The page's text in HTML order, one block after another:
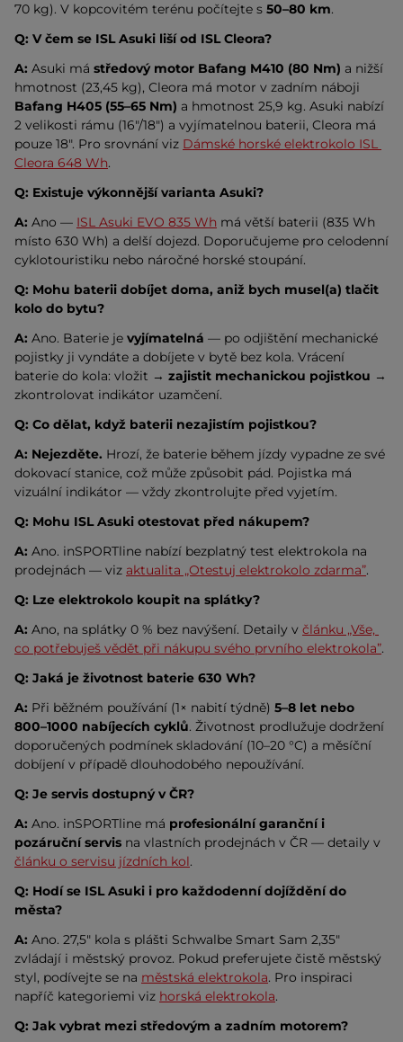
70 kg). V kopcovitém terénu počítejte s 50–80 km.
Q: V čem se ISL Asuki liší od ISL Cleora?
A: Asuki má středový motor Bafang M410 (80 Nm) a nižší
Bafang H405 (55–65 Nm) a hmotnost 25,9 kg. Asuki nabízí
2 velikosti rámu (16″/18″) a vyjímatelnou baterii, Cleora má
pouze 18″. Pro srovnání viz Dámské horské elektrokolo ISL
Cleora 648 Wh.
Q: Existuje výkonnější varianta Asuki?
A: Ano — ISL Asuki EVO 835 Wh má větší baterii (835 Wh
místo 630 Wh) a delší dojezd. Doporučujeme pro celodenní
cyklotouristiku nebo náročné horské stoupání.
Q: Mohu baterii dobíjet doma, aniž bych musel(a) tlačit
kolo do bytu?
A: Ano. Baterie je vyjímatelná — po odjištění mechanické
pojistky ji vyndáte a dobíjete v bytě bez kola. Vrácení
baterie do kola: vložit → zajistit mechanickou pojistkou →
zkontrolovat indikátor uzamčení.
Q: Co dělat, když baterii nezajistím pojistkou?
A: Nejezděte. Hrozí, že baterie během jízdy vypadne ze své
dokovací stanice, což může způsobit pád. Pojistka má
vizuální indikátor — vždy zkontrolujte před vyjetím.
Q: Mohu ISL Asuki otestovat před nákupem?
A: Ano. inSPORTline nabízí bezplatný test elektrokola na
prodejnách — viz aktualita „Otestuj elektrokolo zdarma”.
Q: Lze elektrokolo koupit na splátky?
A: Ano, na splátky 0 % bez navýšení. Detaily v článku „Vše,
co potřebuješ vědět při nákupu svého prvního elektrokola”.
Q: Jaká je životnost baterie 630 Wh?
A: Při běžném používání (1× nabití týdně) 5–8 let nebo
800–1000 nabíjecích cyklů. Životnost prodlužuje dodržení
doporučených podmínek skladování (10–20 °C) a měsíční
dobíjení v případě dlouhodobého nepoužívání.
Q: Je servis dostupný v ČR?
A: Ano. inSPORTline má profesionální garanční i
pozáruční servis
článku o servisu jízdních kol.
Q: Hodí se ISL Asuki i pro každodenní dojíždění do
města?
A: Ano. 27,5″ kola s plášti Schwalbe Smart Sam 2,35″
zvládají i městský provoz. Pokud preferujete čistě městský
styl, podívejte se na městská elektrokola. Pro inspiraci
napříč kategoriemi viz horská elektrokola.
Q: Jak vybrat mezi středovým a zadním motorem?